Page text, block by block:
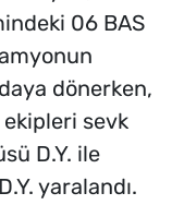
06 BAS
dönerken,
ekipleri sevk
D.Y. ile
yaralandı.